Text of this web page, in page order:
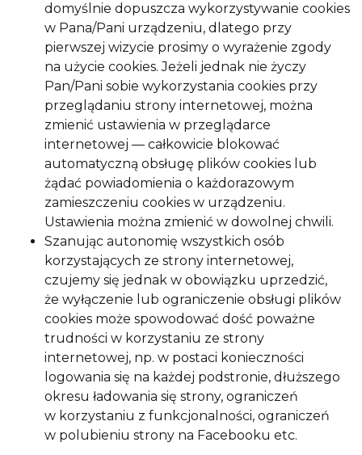
domyślnie dopuszcza wykorzystywanie cookies
w Pana/Pani urządzeniu, dlatego przy
pierwszej wizycie prosimy o wyrażenie zgody
na użycie cookies. Jeżeli jednak nie życzy
Pan/Pani sobie wykorzystania cookies przy
przeglądaniu strony internetowej, można
zmienić ustawienia w przeglądarce
internetowej — całkowicie blokować
automatyczną obsługę plików cookies lub
żądać powiadomienia o każdorazowym
zamieszczeniu cookies w urządzeniu.
Ustawienia można zmienić w dowolnej chwili.
Szanując autonomię wszystkich osób
korzystających ze strony internetowej,
czujemy się jednak w obowiązku uprzedzić,
że wyłączenie lub ograniczenie obsługi plików
cookies może spowodować dość poważne
trudności w korzystaniu ze strony
internetowej, np. w postaci konieczności
logowania się na każdej podstronie, dłuższego
okresu ładowania się strony, ograniczeń
w korzystaniu z funkcjonalności, ograniczeń
w polubieniu strony na Facebooku etc.